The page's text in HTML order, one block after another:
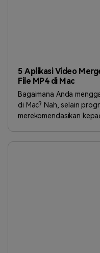
5 Aplikasi Video
File MP4 di Mac
Bagaimana Anda
di Mac? Nah, selain
merekomendasikan